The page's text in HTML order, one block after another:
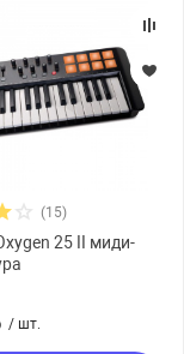
(15)
25 II миди-
/ шт.